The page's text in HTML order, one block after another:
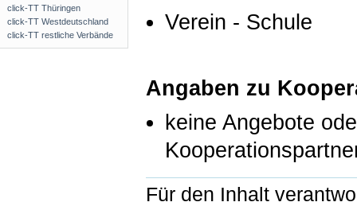
click-TT Thüringen
click-TT Westdeutschland
click-TT restliche Verbände
Verein - Schule
Angaben zu
keine Angebote
Für den Inhalt